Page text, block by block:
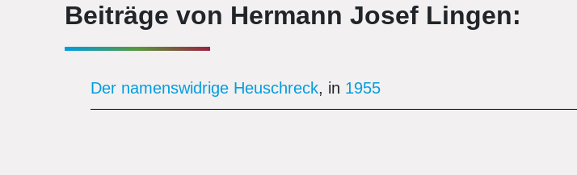
Beiträge von Hermann Josef Lingen:
Der namenswidrige Heuschreck, in 1955